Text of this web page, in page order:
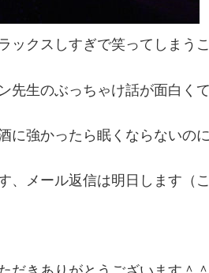
ックスしすぎで笑ってしまう
先生のぶっちゃけ話が面白く
に強かったら眠くならないの
、メール返信は明日します（